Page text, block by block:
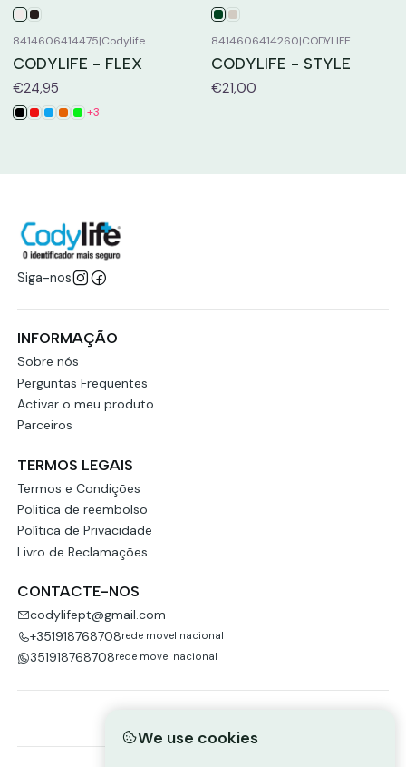
8414606414475|Codylife
CODYLIFE - FLEX
€24,95
+3
8414606414260|CODYLIFE
CODYLIFE - STYLE
€21,00
Siga-nos
INFORMAÇÃO
Sobre nós
Perguntas Frequentes
Activar o meu produto
Parceiros
TERMOS LEGAIS
Termos e Condições
Politica de reembolso
Política de Privacidade
Livro de Reclamações
CONTACTE-NOS
codylifept@gmail.com
+351918768708rede movel nacional
351918768708rede movel nacional
We use cookies